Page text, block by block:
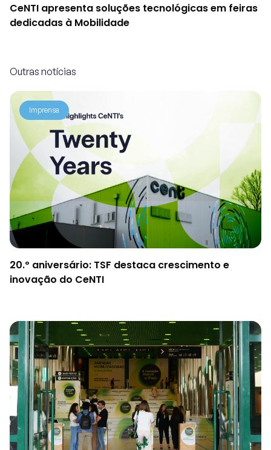
CeNTI apresenta soluções tecnológicas em feiras
dedicadas à Mobilidade
Outras notícias
Imprensa
20.º aniversário: TSF destaca crescimento e
inovação do CeNTI